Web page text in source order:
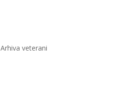
Arhiva veterani